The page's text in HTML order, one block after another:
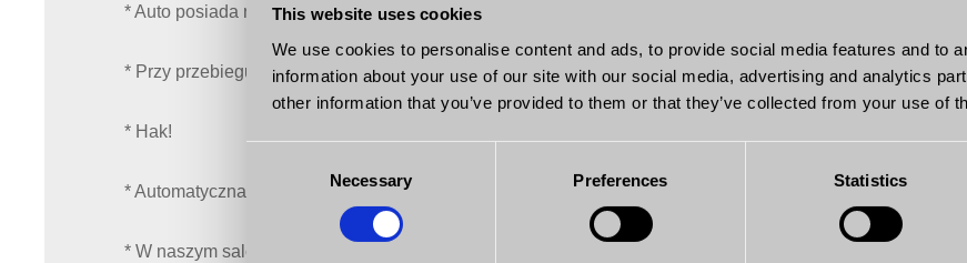
This website uses cookies
We use cookies to personalise content and ads, to provide social media features and to
information about your use of our site with our social media, advertising and analytics
other information that you’ve provided to them or that they’ve collected from your use of
Necessary Preferences Statistics
* Auto posiada napęd 4x4 dołączany ręcznie!
* Przy przebiegu 97 tys.km w aucie wymieniono kompletny rozrząd, sprzęgło oraz uszczelniono wały
* Hak!
* Automatyczna klimatyzacja!
* W naszym salonie zaproponujemy wygodne oraz odpowiednie formy finansowania zakupu w postaci -